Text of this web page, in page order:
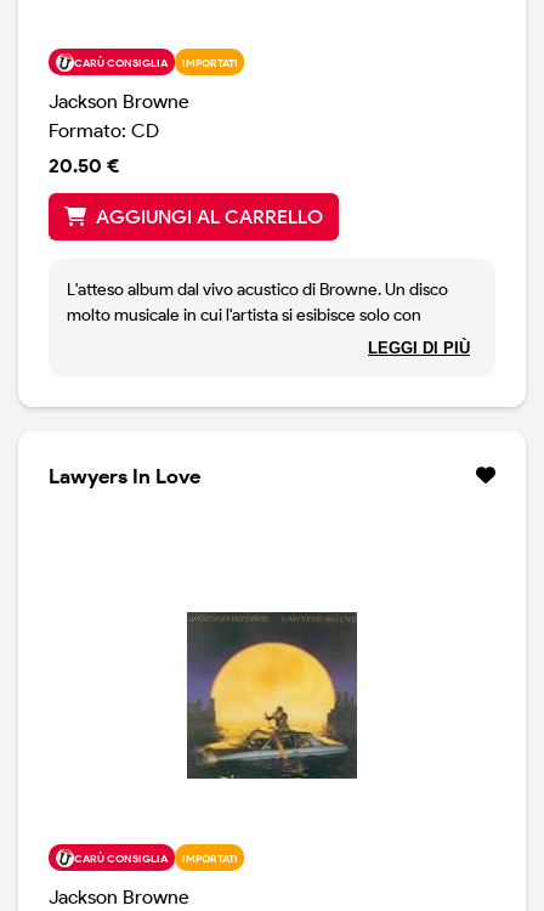
CARÙ CONSIGLIA IMPORTATI
Jackson Browne
Formato: CD
20.50 €
AGGIUNGI AL CARRELLO
L'atteso album dal vivo acustico di Browne. Un disco
molto musicale in cui l'artista si esibisce solo con
chitarra e piano. Grandi canzoni, atmosfera perfetta
LEGGI DI PIÙ
Lawyers In Love
CARÙ CONSIGLIA IMPORTATI
Jackson Browne